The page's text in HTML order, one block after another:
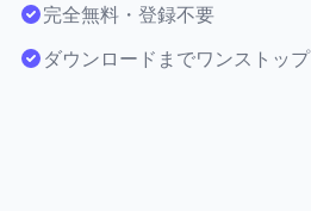
完全無料・登録不要
ダウンロードまでワンストップ